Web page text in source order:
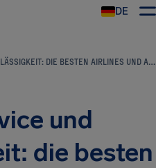
DE
STUDIE ZU SERVICE UND ZUVERLÄSSIGKEIT: DIE BESTEN AIRLINES UND AIRPORTS DER WELT
und
die besten